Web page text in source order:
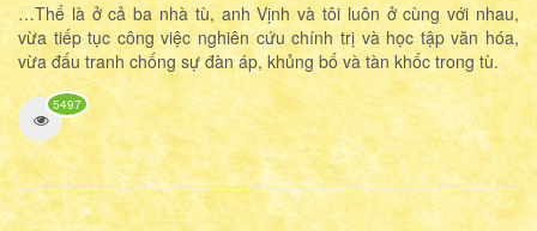
…Thế là ở cả ba nhà tù, anh Vịnh và tôi luôn ở cùng với nhau,
vừa tiếp tục công việc nghiên cứu chính trị và học tập văn hóa,
vừa đấu tranh chống sự đàn áp, khủng bố và tàn khốc trong tù.
5497